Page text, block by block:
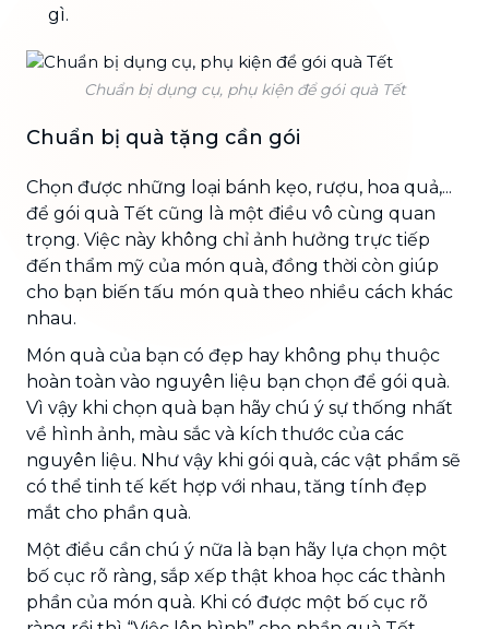
gì.
Chuẩn bị dụng cụ, phụ kiện để gói quà Tết
Chuẩn bị quà tặng cần gói
Chọn được những loại bánh kẹo, rượu, hoa quả,...
để gói quà Tết cũng là một điều vô cùng quan
trọng. Việc này không chỉ ảnh hưởng trực tiếp
đến thẩm mỹ của món quà, đồng thời còn giúp
cho bạn biến tấu món quà theo nhiều cách khác
nhau.
Món quà của bạn có đẹp hay không phụ thuộc
hoàn toàn vào nguyên liệu bạn chọn để gói quà.
Vì vậy khi chọn quà bạn hãy chú ý sự thống nhất
về hình ảnh, màu sắc và kích thước của các
nguyên liệu. Như vậy khi gói quà, các vật phẩm sẽ
có thể tinh tế kết hợp với nhau, tăng tính đẹp
mắt cho phần quà.
Một điều cần chú ý nữa là bạn hãy lựa chọn một
bố cục rõ ràng, sắp xếp thật khoa học các thành
phần của món quà. Khi có được một bố cục rõ